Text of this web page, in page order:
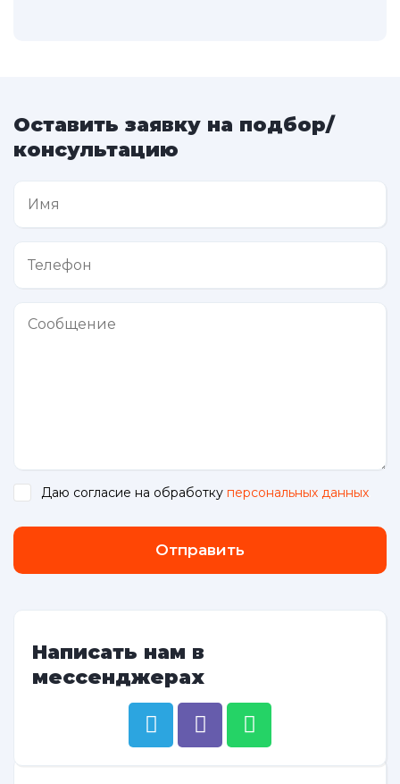
Оставить заявку на подбор/
консультацию
Даю согласие на обработку персональных данных
Отправить
Написать нам в
мессенджерах